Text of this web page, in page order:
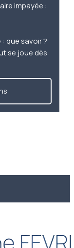
impayée :
que savoir ?
se joue dès